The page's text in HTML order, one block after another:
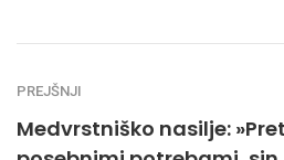
PREJŠNJI
Medvrstniško nasilje: